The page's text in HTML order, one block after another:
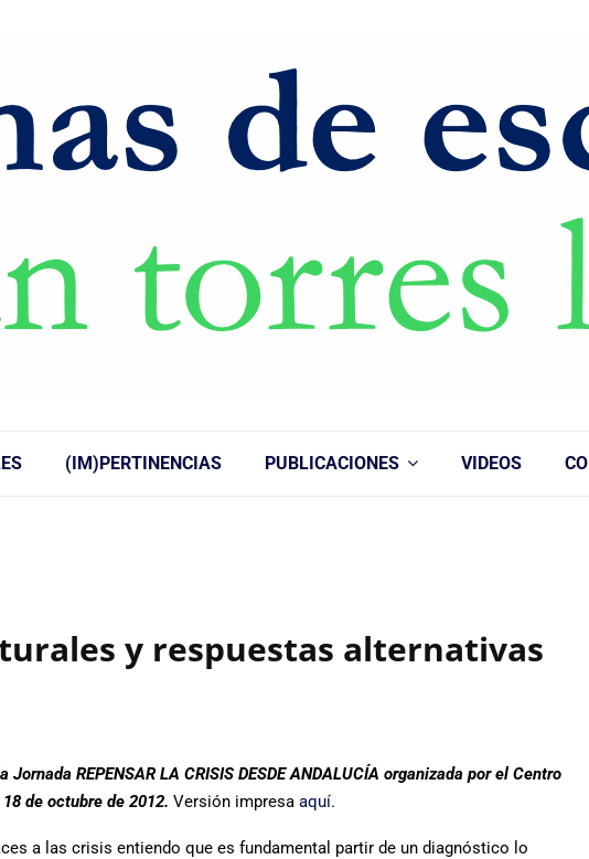
(IM)PERTINENCIAS PUBLICACIONES VIDEOS
y respuestas alternativas
REPENSAR LA CRISIS DESDE ANDALUCÍA organizada por el Centro
de octubre de 2012. Versión impresa aquí.
a las crisis entiendo que es fundamental partir de un diagnóstico lo